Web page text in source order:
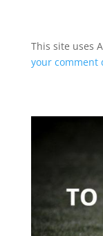
This site uses
your comment